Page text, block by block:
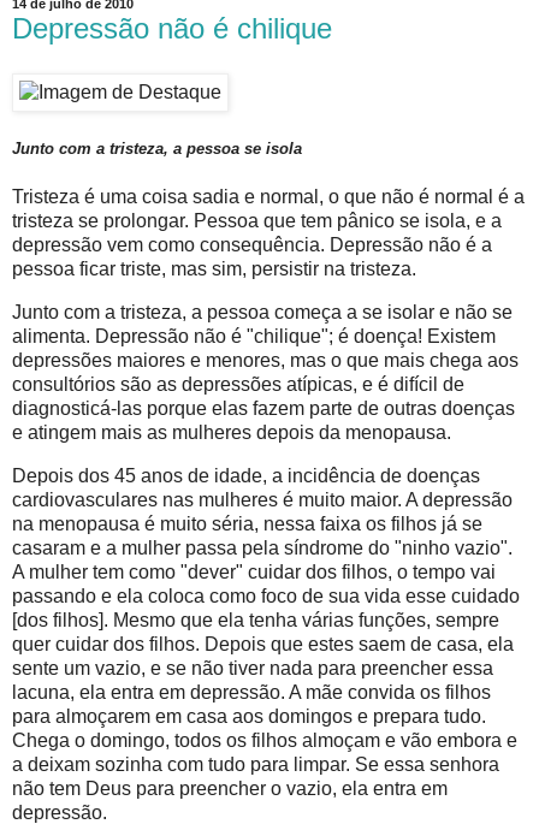
14 de julho de 2010
Depressão não é chilique
Junto com a tristeza, a pessoa se isola
Tristeza é uma coisa sadia e normal, o que não é normal é a
tristeza se prolongar. Pessoa que tem pânico se isola, e a
depressão vem como consequência. Depressão não é a
pessoa ficar triste, mas sim, persistir na tristeza.
Junto com a tristeza, a pessoa começa a se isolar e não se
alimenta. Depressão não é "chilique"; é doença! Existem
depressões maiores e menores, mas o que mais chega aos
consultórios são as depressões atípicas, e é difícil de
diagnosticá-las porque elas fazem parte de outras doenças
e atingem mais as mulheres depois da menopausa.
Depois dos 45 anos de idade, a incidência de doenças
cardiovasculares nas mulheres é muito maior. A depressão
na menopausa é muito séria, nessa faixa os filhos já se
casaram e a mulher passa pela síndrome do "ninho vazio".
A mulher tem como "dever" cuidar dos filhos, o tempo vai
passando e ela coloca como foco de sua vida esse cuidado
[dos filhos]. Mesmo que ela tenha várias funções, sempre
quer cuidar dos filhos. Depois que estes saem de casa, ela
sente um vazio, e se não tiver nada para preencher essa
lacuna, ela entra em depressão. A mãe convida os filhos
para almoçarem em casa aos domingos e prepara tudo.
Chega o domingo, todos os filhos almoçam e vão embora e
a deixam sozinha com tudo para limpar. Se essa senhora
não tem Deus para preencher o vazio, ela entra em
depressão.